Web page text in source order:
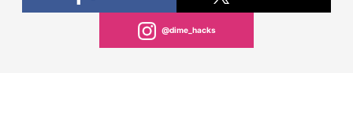
@dime_hacks